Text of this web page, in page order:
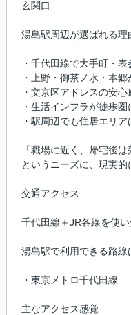
玄関口
湯島駅周辺が選ばれる理
・千代田線で大手町・
・上野・御茶ノ水・本郷
・文京区アドレスの安心
・生活インフラが徒歩圏
・駅周辺でも住居エリ
「職場に近く、帰宅後
というニーズに、現実的
交通アクセス
千代田線＋JR各線を使
湯島駅で利用できる路線
・東京メトロ千代田線
主なアクセス感覚